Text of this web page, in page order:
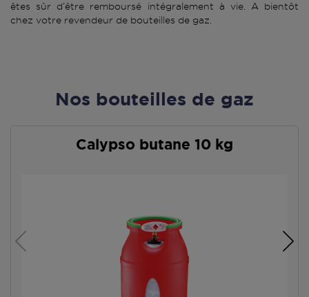
êtes sûr d’être remboursé intégralement à vie. A bientôt
chez votre revendeur de bouteilles de gaz.
Nos bouteilles de gaz
Calypso butane 10 kg